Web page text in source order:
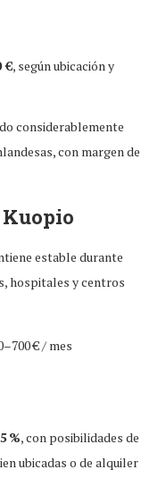
€, según ubicación y
considerablemente
con margen de
estable durante
hospitales y centros
€ / mes
%, con posibilidades de
ubicadas o de alquiler